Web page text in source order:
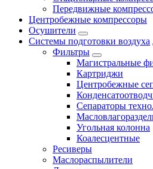
Передвижные
Центробежные компрессоры
Осушители
Системы подготовки воздуха
Фильтры
Магистральные
Картриджи
Центробежные
Сепараторы
Угольная колонна
Коалесцентные
Ресиверы
Маслораспылители